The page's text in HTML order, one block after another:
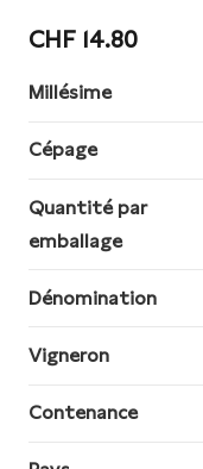
CHF 14.80
Millésime
Quantité par
emballage
Cépage
Dénomination
Vigneron
Contenance